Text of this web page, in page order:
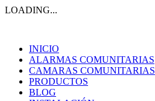
LOADING...
INICIO
ALARMAS COMUNITARIAS
CAMARAS COMUNITARIAS
PRODUCTOS
BLOG